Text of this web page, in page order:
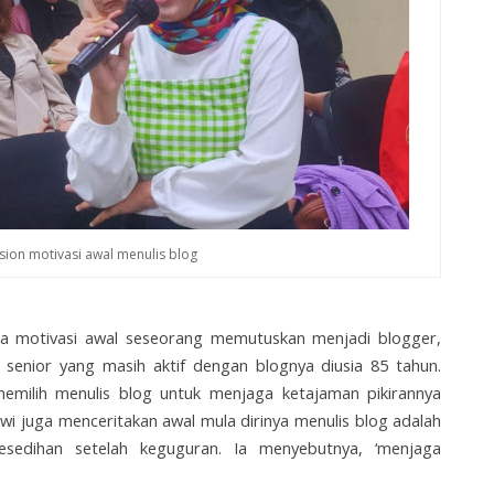
motivasi awal menulis blog
motivasi awal seseorang memutuskan menjadi blogger,
yang masih aktif dengan blognya diusia 85 tahun.
menulis blog untuk menjaga ketajaman pikirannya
juga menceritakan awal mula dirinya menulis blog adalah
setelah keguguran. Ia menyebutnya, ‘menjaga